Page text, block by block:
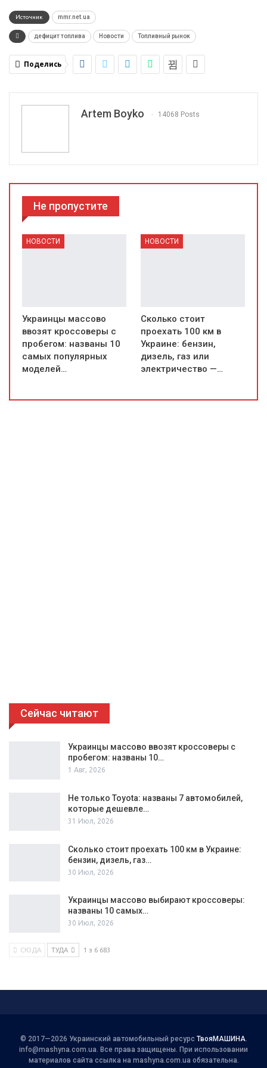
Источник mmr.net.ua
дефицит топлива Новости Топливный рынок
Поделись
Artem Boyko 14068 Posts
Не пропустите
НОВОСТИ
Украинцы массово
ввозят кроссоверы с
пробегом: названы 10
самых популярных
моделей…
НОВОСТИ
Сколько стоит
проехать 100 км в
Украине: бензин,
дизель, газ или
электричество —…
Сейчас читают
Украинцы массово ввозят кроссоверы с
пробегом: названы 10…
1 Авг, 2026
Не только Toyota: названы 7 автомобилей,
которые дешевле…
31 Июл, 2026
Сколько стоит проехать 100 км в Украине:
бензин, дизель, газ…
30 Июл, 2026
Украинцы массово выбирают кроссоверы:
названы 10 самых…
30 Июл, 2026
СЮДА ТУДА 1 з 6 683
© 2017—2026 Украинский автомобильный ресурс ТвояМАШИНА.
info@mashyna.com.ua. Все права защищены. При использовании
материалов сайта ссылка на mashyna.com.ua обязательна.